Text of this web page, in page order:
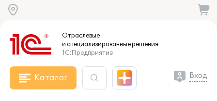
Отраслевые
и специализированныерешения
1С:Предприятие
Каталог Вход